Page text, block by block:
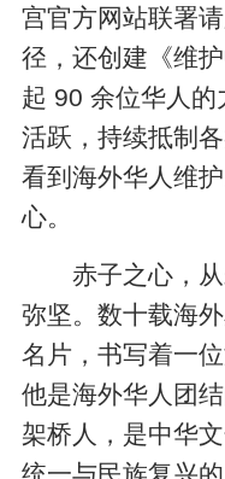
宫官方网站联署
径，还创建《维
起 90 余位华人
活跃，持续抵制
看到海外华人维
心。
赤子之心，从
弥坚。数十载海
名片，书写着一
他是海外华人团
架桥人，是中华